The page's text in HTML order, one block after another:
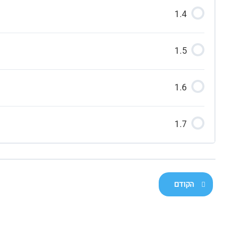
1.4
1.5
1.6
1.7
הקודם